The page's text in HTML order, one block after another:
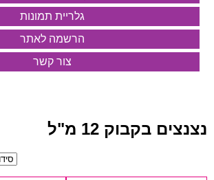
גלריית תמונות
הרשמה לאתר
צור קשר
נצנצים בקבוק 12 מ"ל